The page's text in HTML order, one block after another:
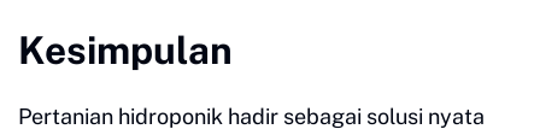
Kesimpulan
Pertanian hidroponik hadir sebagai solusi nyata